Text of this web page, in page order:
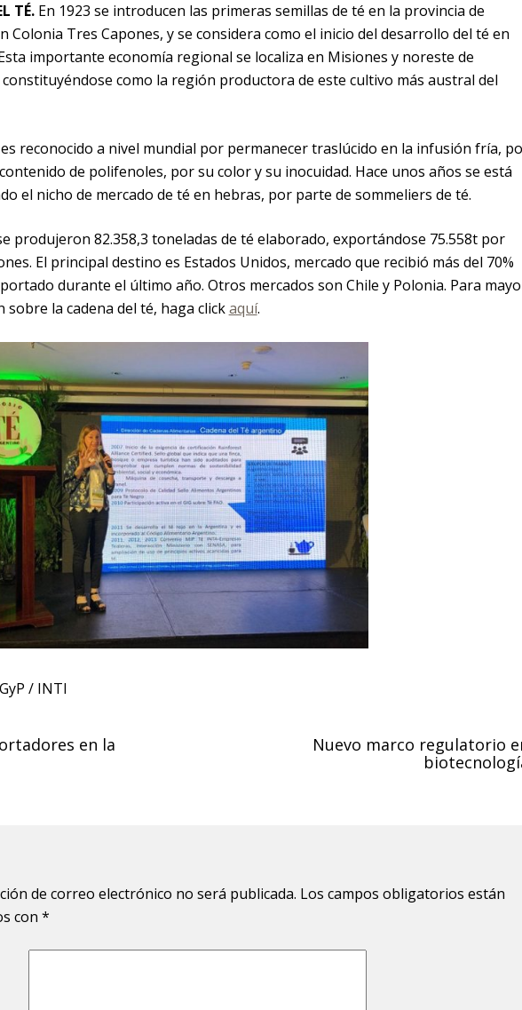
TÉ. En 1923 se introducen las primeras semillas de té en la provincia de
Colonia Tres Capones, y se considera como el inicio del desarrollo del té en
importante economía regional se localiza en Misiones y noreste de
como la región productora de este cultivo más austral del
reconocido a nivel mundial por permanecer traslúcido en la infusión fría,
de polifenoles, por su color y su inocuidad. Hace unos años se está
el nicho de mercado de té en hebras, por parte de sommeliers de té.
produjeron 82.358,3 toneladas de té elaborado, exportándose 75.558t por
El principal destino es Estados Unidos, mercado que recibió más del 70%
durante el último año. Otros mercados son Chile y Polonia. Para
sobre la cadena del té, haga clickaquí.
/ INTI
en la
Nuevo marco regulatorio
de correo electrónico no será publicada. Los campos obligatorios están
con *